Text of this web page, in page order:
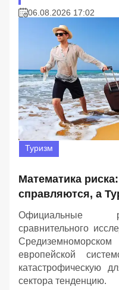
06.08.2026 17:02
Туризм
Математика
справляются, а
Официальные
сравнительного
Средиземноморском
европейской
катастрофическую
сектора тенденцию.